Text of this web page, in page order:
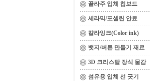
꼴라주 입체 칩보드
세라믹/포셀린 안료
칼라잉크(Color ink)
뱃지/버튼 만들기 재료
3D 크리스탈 장식 물감
섬유용 입체 선 긋기